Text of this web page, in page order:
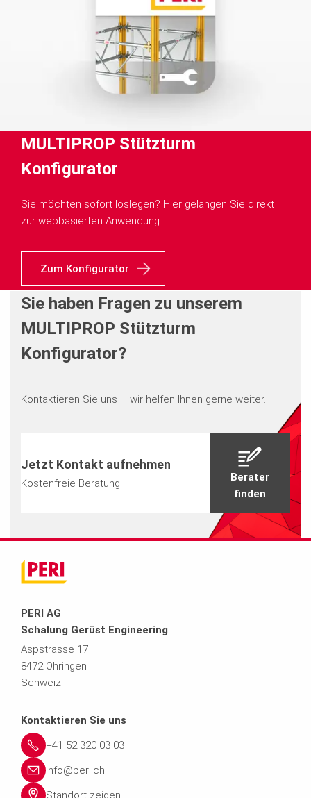
MULTIPROP Stützturm
Konfigurator
Sie möchten sofort loslegen? Hier gelangen Sie direkt
zur webbasierten Anwendung.
Zum Konfigurator
Sie haben Fragen zu unserem
MULTIPROP Stützturm
Konfigurator?
Kontaktieren Sie uns – wir helfen Ihnen gerne weiter.
Jetzt Kontakt aufnehmen
Kostenfreie Beratung
Berater
finden
PERI AG
Schalung Gerüst Engineering
Aspstrasse 17
8472 Ohringen
Schweiz
Kontaktieren Sie uns
+41 52 320 03 03
info@peri.ch